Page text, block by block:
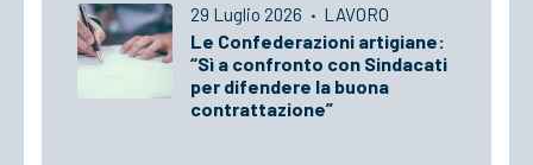
29 Luglio 2026 · LAVORO
Le Confederazioni artigiane:
“Sì a confronto con Sindacati
per difendere la buona
contrattazione”